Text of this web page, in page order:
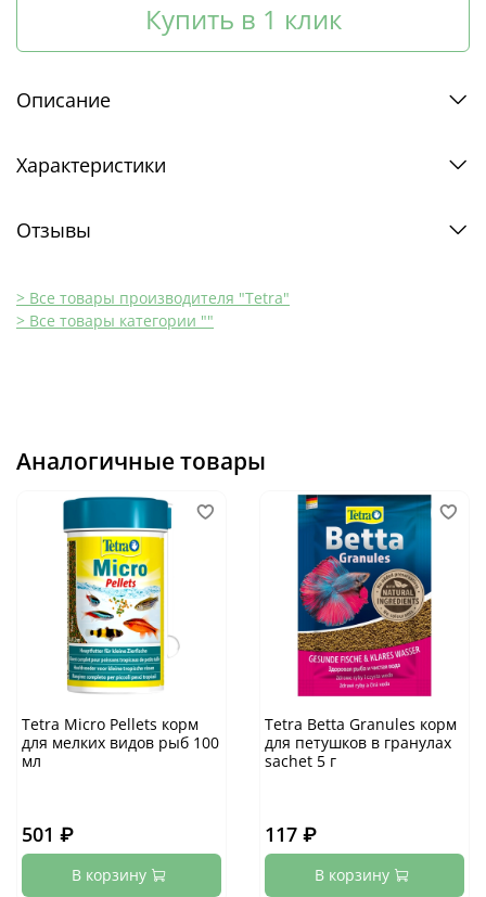
Купить в 1 клик
Описание
Характеристики
Отзывы
> Все товары производителя "Tetra"
> Все товары категории ""
Аналогичные товары
Tetra Micro Pellets корм
для мелких видов рыб 100
мл
501 ₽
В корзину
Tetra Betta Granules корм
для петушков в гранулах
sachet 5 г
117 ₽
В корзину